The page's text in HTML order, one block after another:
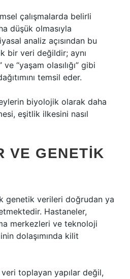
çalışmalarda belirli
düşük olmasıyla
analiz açısından bu
bir veri değildir; aynı
ve “yaşam olasılığı” gibi
temsil eder.
biyolojik olarak daha
eşitlik ilkesini nasıl
VE GENETIK
genetik verileri doğrudan ya
Hastaneler,
merkezleri ve teknoloji
dolaşımında kilit
toplayan yapılar değil,